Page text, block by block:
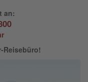
an:
Reisebüro!